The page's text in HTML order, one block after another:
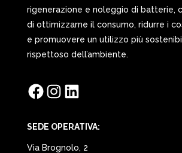
rigenerazione e noleggio di batterie,
di ottimizzarne il consumo, ridurre i
e promuovere un utilizzo più
rispettoso dell’ambiente.
FacebookInstagramLinkedIn
SEDE OPERATIVA:
Via Brognolo, 2